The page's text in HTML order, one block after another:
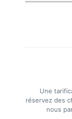
Une
réservez des
nous